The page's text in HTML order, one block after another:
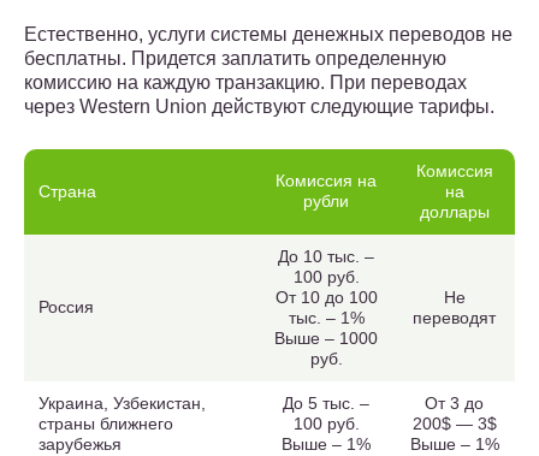
Естественно, услуги системы денежных переводов не
бесплатны. Придется заплатить определенную
комиссию на каждую транзакцию. При переводах
через Western Union действуют следующие тарифы.
Страна
Комиссия на
рубли
Комиссия
на
доллары
Россия
До 10 тыс. –
100 руб.
От 10 до 100
тыс. – 1%
Выше – 1000
руб.
Не
переводят
Украина, Узбекистан,
страны ближнего
зарубежья
До 5 тыс. –
100 руб.
Выше – 1%
От 3 до
200$ — 3$
Выше – 1%